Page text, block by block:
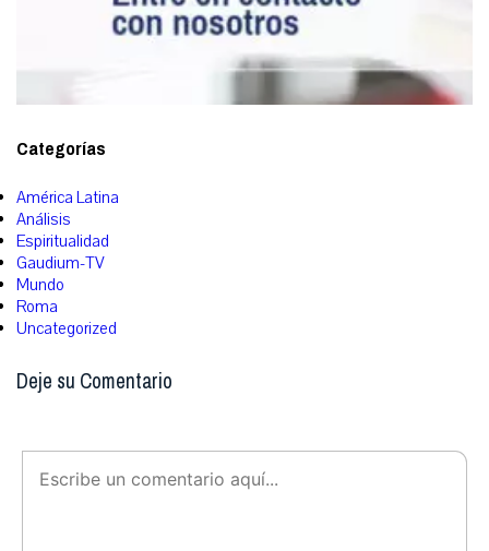
Categorías
América Latina
Análisis
Espiritualidad
Gaudium-TV
Mundo
Roma
Uncategorized
Deje su Comentario